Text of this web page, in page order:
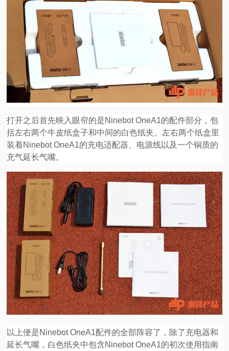
打开之后首先映入眼帘的是Ninebot OneA1的配件部分，包
括左右两个牛皮纸盒子和中间的白色纸夹。左右两个纸盒里
装着Ninebot OneA1的充电适配器、电源线以及一个铜质的
充气延长气嘴。
以上便是Ninebot OneA1配件的全部阵容了，除了充电器和
延长气嘴，白色纸夹中包含Ninebot OneA1的初次使用指南